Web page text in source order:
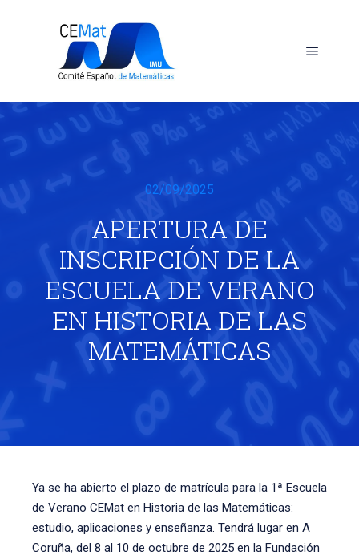
02/09/2025
APERTURA DE
INSCRIPCIÓN DE LA
ESCUELA DE VERANO
EN HISTORIA DE LAS
MATEMÁTICAS
Ya se ha abierto el plazo de matrícula para la 1ª Escuela
de Verano CEMat en Historia de las Matemáticas:
estudio, aplicaciones y enseñanza. Tendrá lugar en A
Coruña, del 8 al 10 de octubre de 2025 en la Fundación